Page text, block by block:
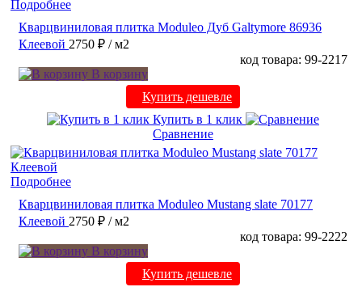
Подробнее
Кварцвиниловая плитка Moduleo Дуб Galtymore 86936
Клеевой 2750 ₽ / м2
код товара: 99-2217
В корзину
Купить дешевле
Купить в 1 клик
Сравнение
Подробнее
Кварцвиниловая плитка Moduleo Mustang slate 70177
Клеевой 2750 ₽ / м2
код товара: 99-2222
В корзину
Купить дешевле